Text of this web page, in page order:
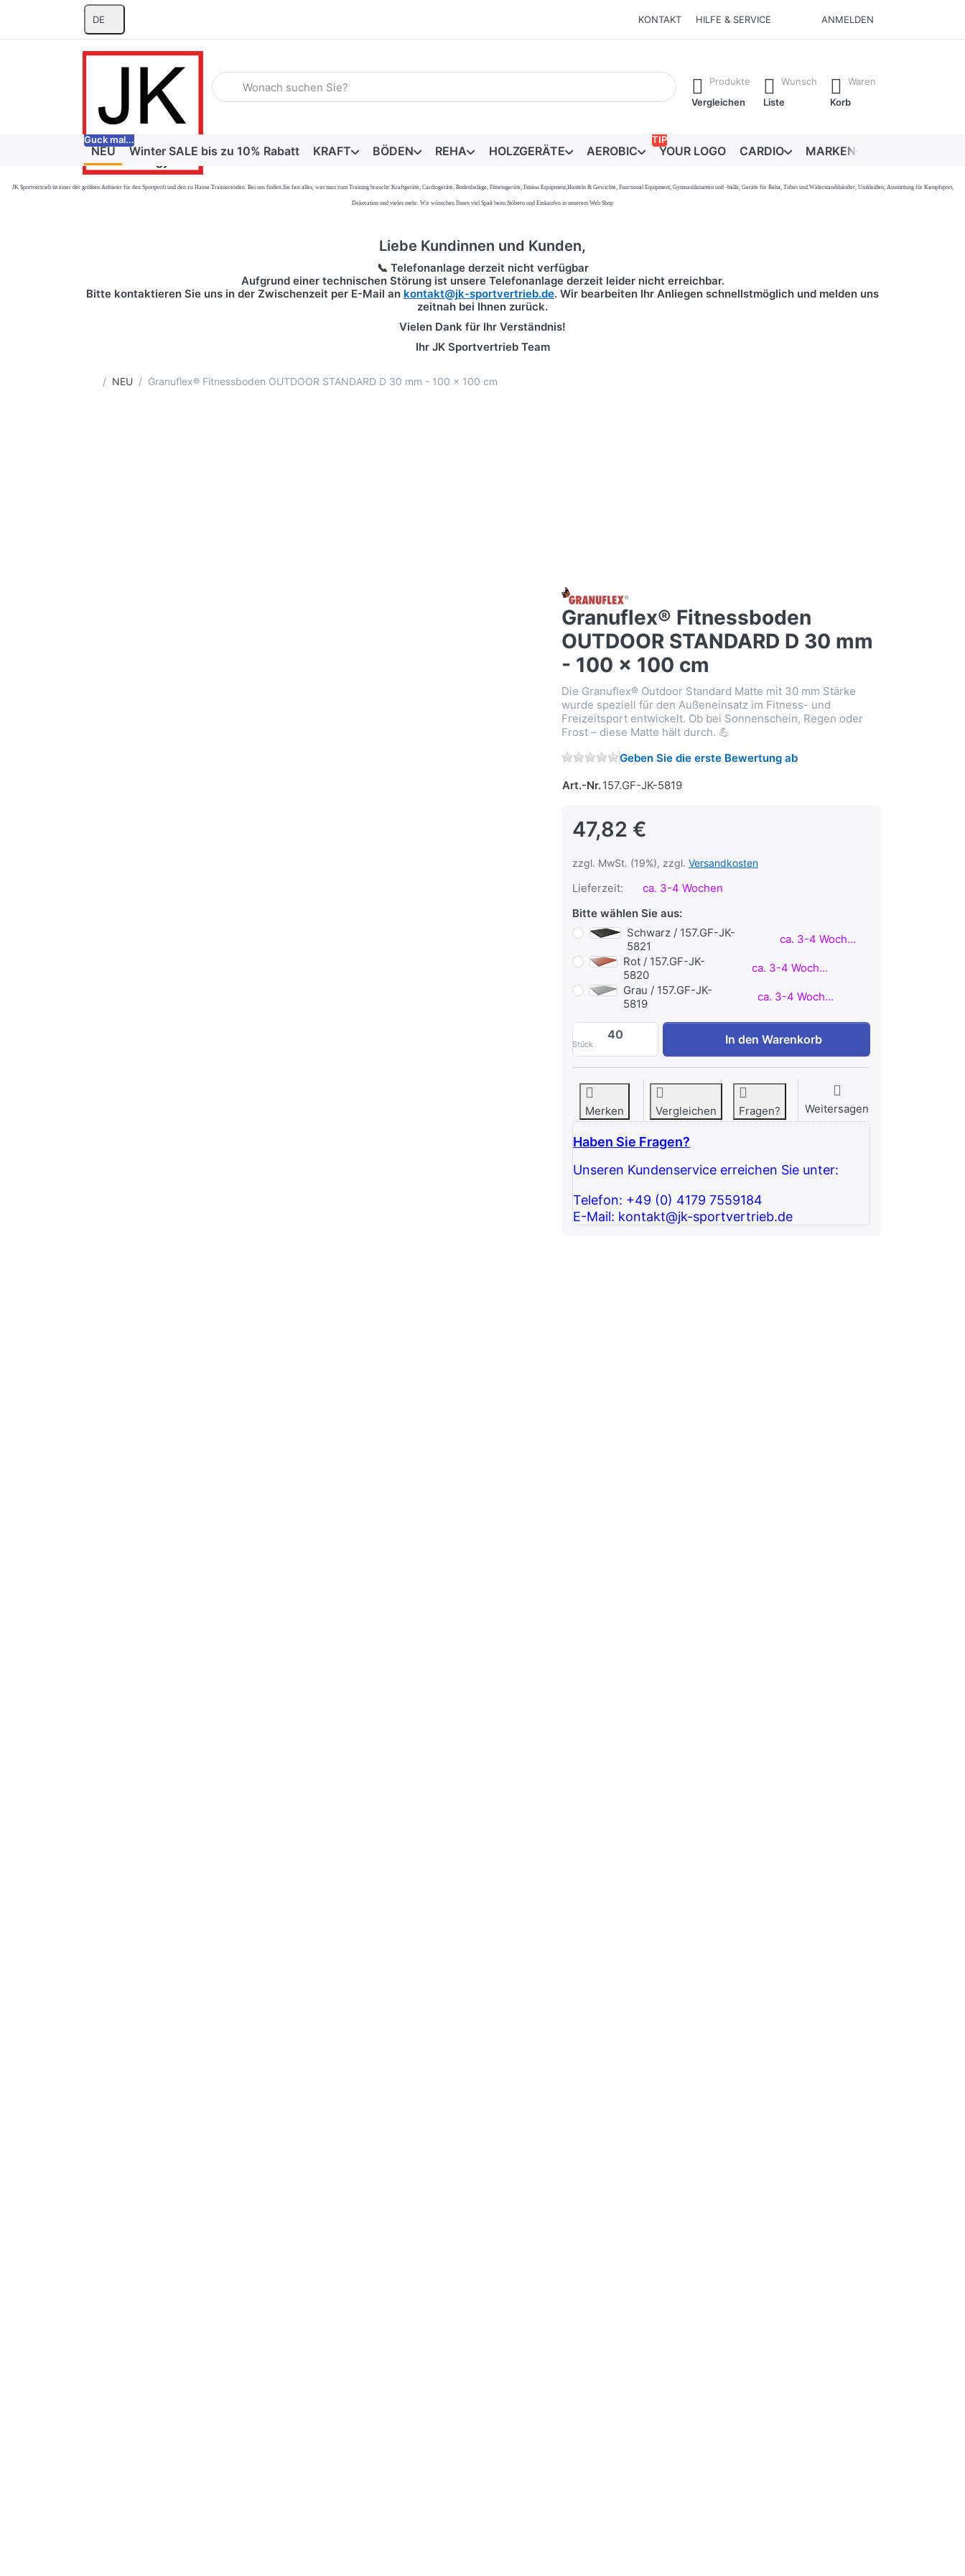
DE KONTAKT HILFE & SERVICE ANMELDEN
Geben Sie einen Suchbegriff ein. Während Sie tippen, erscheinen automatisch erste Ergebnisse. Drücken Sie die Eingabetaste, um alle Ergebnisse
Produkte
Vergleichen
Wunsch
Liste
Waren
Korb
NEU
Guck mal...
Winter SALE bis zu 10% Rabatt KRAFT BÖDEN REHA HOLZGERÄTE AEROBIC YOUR LOGO
TIP
CARDIO MARKEN
JK Sportvertrieb ist einer der größten Anbieter für den Sportprofi und den zu Hause Trainierenden. Bei uns finden Sie fast alles, was man zum Training braucht: Kraftgeräte, Cardiogeräte, Bodenbeläge, Fitnessgeräte, Fitness Equipment,Hanteln & Gewichte, Functional Equipment, Gymnastikmatten und -bälle, Geräte für Reha, Tubes und Widerstandsbänder, Umkleiden, Ausstattung für Kampfsport,
Dekoration und vieles mehr. Wir wünschen Ihnen viel Spaß beim Stöbern und Einkaufen in unserem Web Shop
Liebe Kundinnen und Kunden,
📞 Telefonanlage derzeit nicht verfügbar
Aufgrund einer technischen Störung ist unsere Telefonanlage derzeit leider nicht erreichbar.
Bitte kontaktieren Sie uns in der Zwischenzeit per E-Mail an kontakt@jk-sportvertrieb.de. Wir bearbeiten Ihr Anliegen schnellstmöglich und melden uns
zeitnah bei Ihnen zurück.
Vielen Dank für Ihr Verständnis!
Ihr JK Sportvertrieb Team
Startseite
NEU Granuflex® Fitnessboden OUTDOOR STANDARD D 30 mm - 100 x 100 cm
Granuflex® Fitnessboden
OUTDOOR STANDARD D 30 mm
- 100 x 100 cm
Die Granuflex® Outdoor Standard Matte mit 30 mm Stärke
wurde speziell für den Außeneinsatz im Fitness- und
Freizeitsport entwickelt. Ob bei Sonnenschein, Regen oder
Frost – diese Matte hält durch. 💪
Geben Sie die erste Bewertung ab
Art.-Nr.157.GF-JK-5819
47,82 €
zzgl. MwSt. (19%), zzgl. Versandkosten
Lieferzeit:
ca. 3-4 Wochen
Bitte wählen Sie aus:
Schwarz / 157.GF-JK-
5821
ca. 3-4 Wochen
Rot / 157.GF-JK-
5820
ca. 3-4 Wochen
Grau / 157.GF-JK-
5819
ca. 3-4 Wochen
Stück
Granuflex® Fitnessboden OUTDOOR STANDARD D 30
In den Warenkorb
Merken Vergleichen Fragen? Weitersagen
Haben Sie Fragen?
Unseren Kundenservice erreichen Sie unter:
Telefon: +49 (0) 4179 7559184
E-Mail: kontakt@jk-sportvertrieb.de